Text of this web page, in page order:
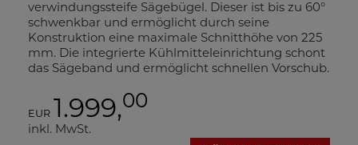
verwindungssteife Sägebügel. Dieser ist bis zu 60°
schwenkbar und ermöglicht durch seine
Konstruktion eine maximale Schnitthöhe von 225
mm. Die integrierte Kühlmitteleinrichtung schont
das Sägeband und ermöglicht schnellen Vorschub.
EUR 1.999,00
inkl. MwSt.